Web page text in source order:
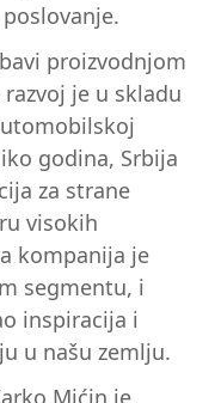
proizvodnjom
je u skladu
godina, Srbija
za strane
visokih
kompanija je
segmentu, i
inspiracija i
u našu zemlju.
Mićin je